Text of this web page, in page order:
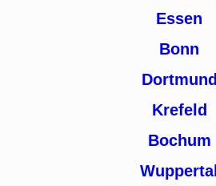
Essen
Bonn
Dortmund
Krefeld
Bochum
Wuppertal